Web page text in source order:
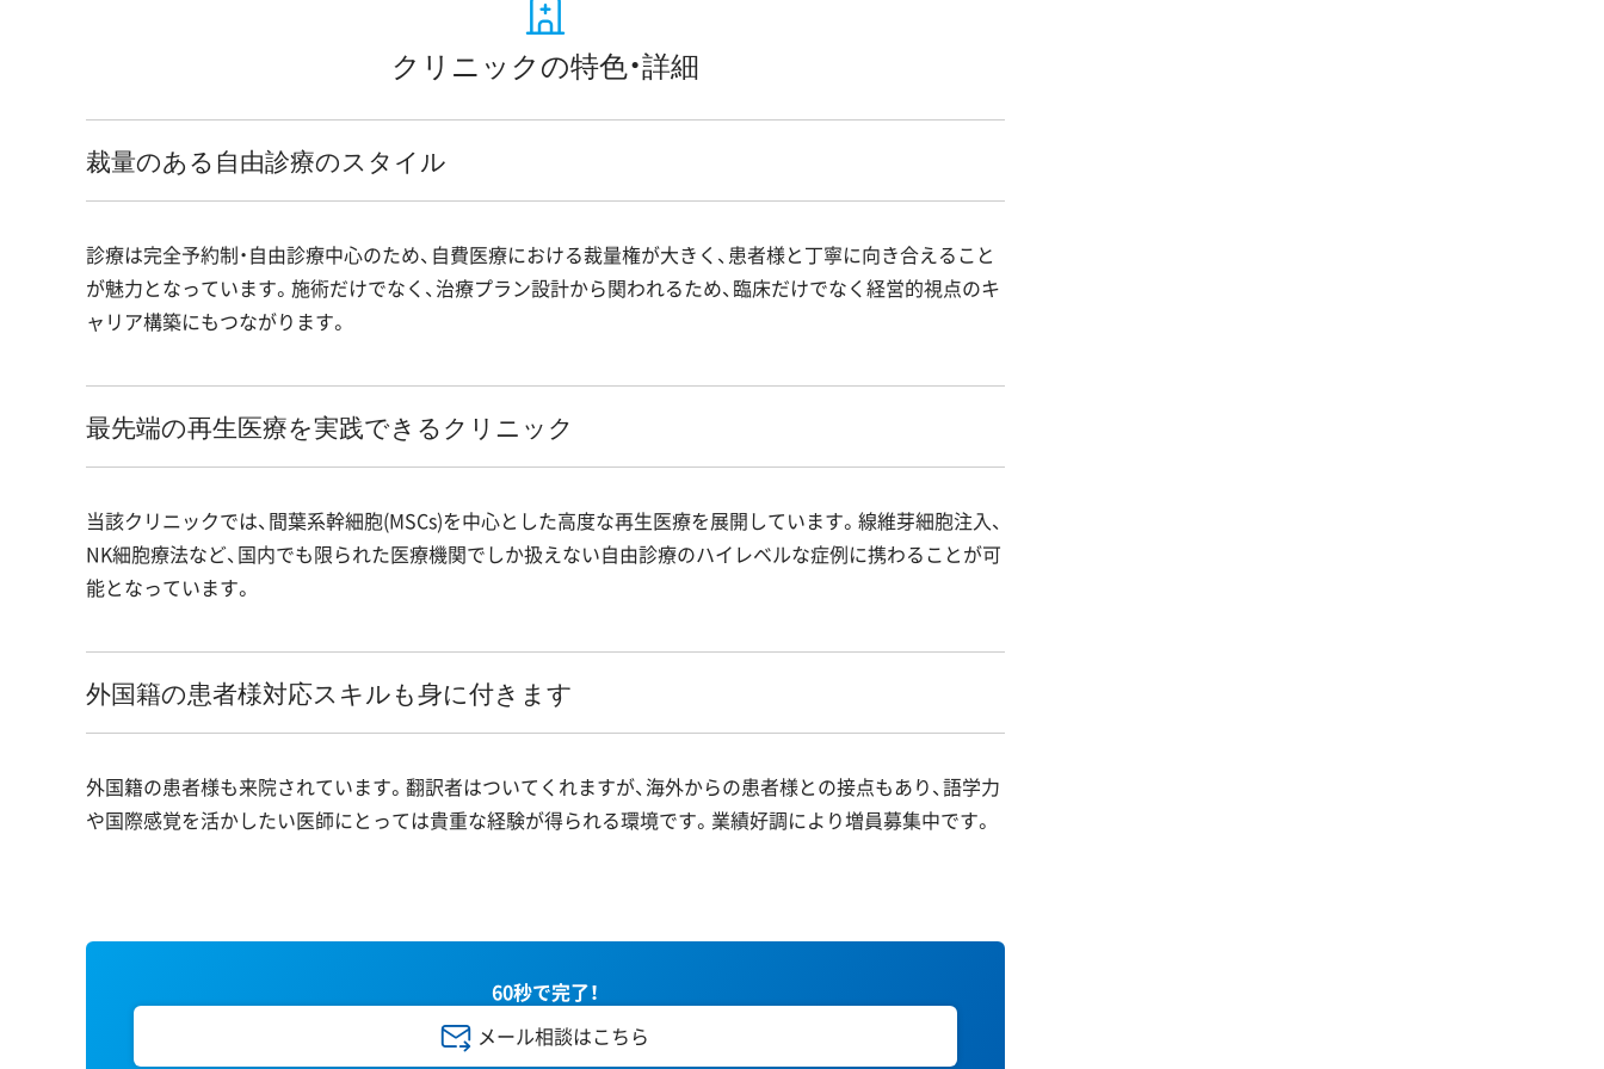
クリニックの特色・詳細
裁量のある自由診療のスタイル
診療は完全予約制・自由診療中心のため、自費医療における裁量権が大きく、患者様と丁寧に向き合えること
が魅力となっています。施術だけでなく、治療プラン設計から関われるため、臨床だけでなく経営的視点のキ
ャリア構築にもつながります。
最先端の再生医療を実践できるクリニック
当該クリニックでは、間葉系幹細胞(MSCs)を中心とした高度な再生医療を展開しています。線維芽細胞注入、
NK細胞療法など、国内でも限られた医療機関でしか扱えない自由診療のハイレベルな症例に携わることが可
能となっています。
外国籍の患者様対応スキルも身に付きます
外国籍の患者様も来院されています。翻訳者はついてくれますが、海外からの患者様との接点もあり、語学力
や国際感覚を活かしたい医師にとっては貴重な経験が得られる環境です。業績好調により増員募集中です。
60秒で完了！
メール相談はこちら